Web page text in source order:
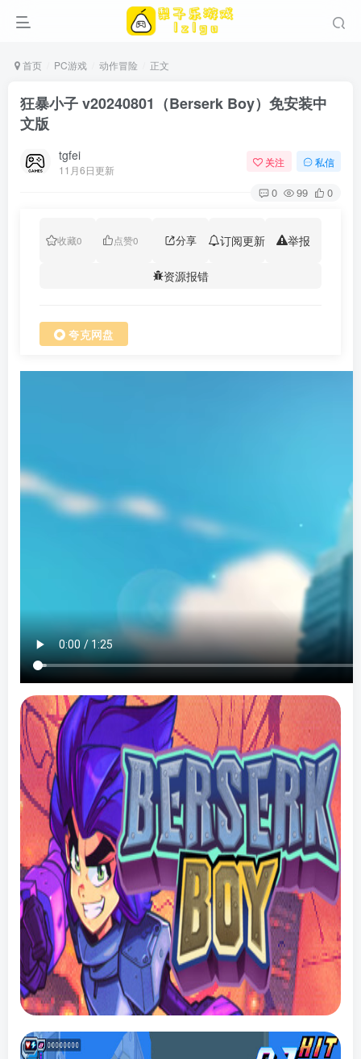
首页 PC游戏 动作冒险 正文
狂暴小子 v20240801（Berserk Boy）免安装中
文版
tgfei
11月6日更新
关注 私信
0 99 0
收藏0 点赞0 分享 订阅更新 举报
资源报错
夸克网盘